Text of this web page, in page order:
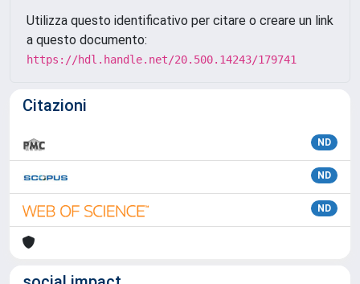
Utilizza questo identificativo per citare o creare un link
a questo documento:
https://hdl.handle.net/20.500.14243/179741
Citazioni
ND
ND
ND